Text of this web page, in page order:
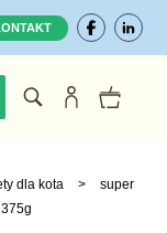
dla kota >
super